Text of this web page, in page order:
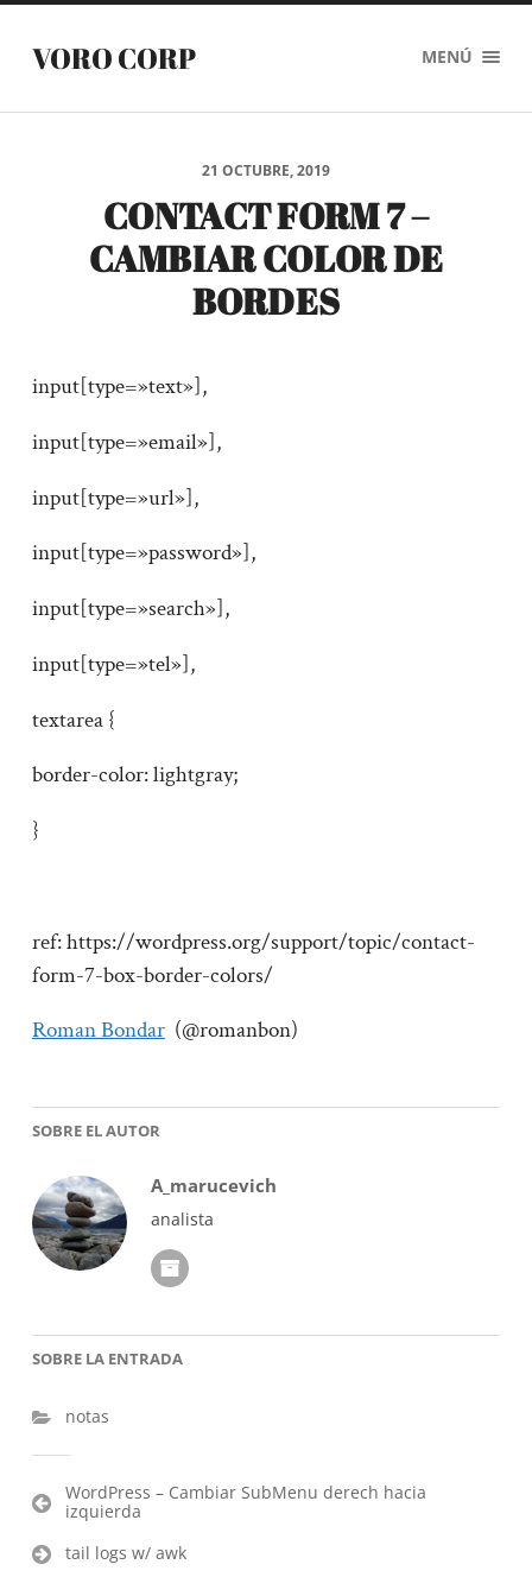
VORO CORP MENÚ
21 OCTUBRE, 2019
CONTACT FORM 7 –
CAMBIAR COLOR DE
BORDES
input[type=»text»],
input[type=»email»],
input[type=»url»],
input[type=»password»],
input[type=»search»],
input[type=»tel»],
textarea {
border-color: lightgray;
}
ref: https://wordpress.org/support/topic/contact-
form-7-box-border-colors/
Roman Bondar(@romanbon)
SOBRE EL AUTOR
A_marucevich
analista
SOBRE LA ENTRADA
notas
Navegación
de
entradas
WordPress – Cambiar SubMenu derech hacia
izquierda
tail logs w/ awk